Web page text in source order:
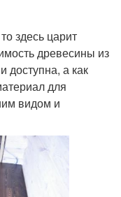
здесь царит
древесины из
доступна, а как
для
видом и